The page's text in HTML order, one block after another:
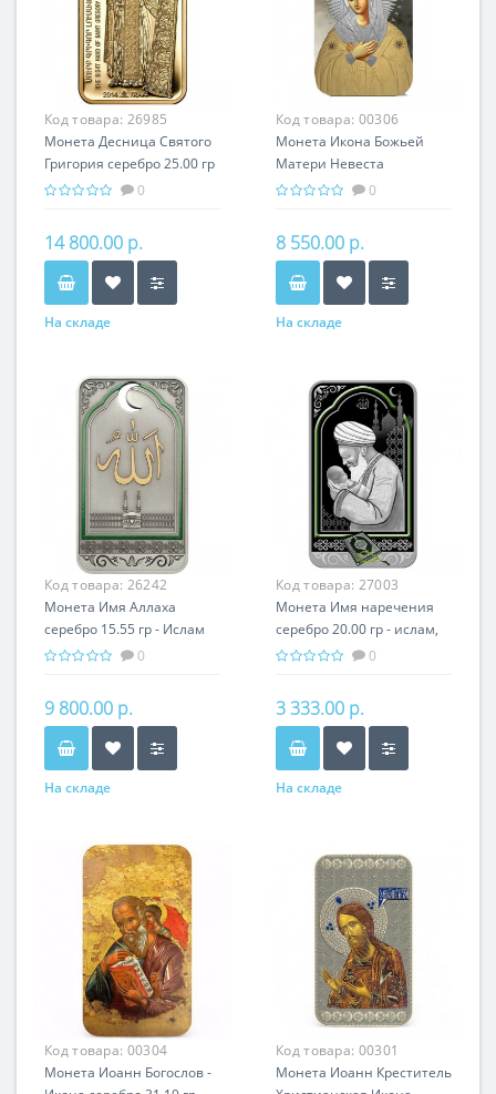
Код товара: 26985
Монета Десница Святого
Григория серебро 25.00 гр
- православный подарок
0
14 800.00 р.
На складе
Код товара: 00306
Монета Икона Божьей
Матери Невеста
Неневестная - Икона
православный сувенир
0
8 550.00 р.
На складе
Код товара: 26242
Монета Имя Аллаха
серебро 15.55 гр - Ислам
99 имен
0
9 800.00 р.
На складе
Код товара: 27003
Монета Имя наречения
серебро 20.00 гр - ислам,
рождение ребенка
0
3 333.00 р.
На складе
Код товара: 00304
Монета Иоанн Богослов -
Код товара: 00301
Монета Иоанн Креститель